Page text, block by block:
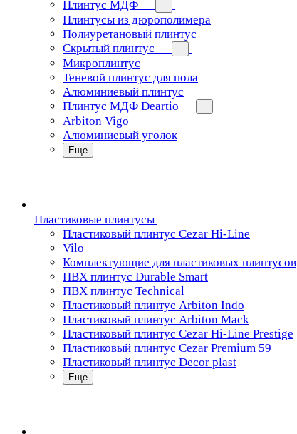
Плинтус МДФ
Плинтусы из дюрополимера
Полиуретановый плинтус
Скрытый плинтус
Микроплинтус
Теневой плинтус для пола
Алюминиевый плинтус
Плинтус МДФ Deartio
Arbiton Vigo
Алюминиевый уголок
Еще
Пластиковые плинтусы
Пластиковый плинтус Cezar Hi-Line
Vilo
Комплектующие для пластиковых плинтусов
ПВХ плинтус Durable Smart
ПВХ плинтус Technical
Пластиковый плинтус Arbiton Indo
Пластиковый плинтус Arbiton Mack
Пластиковый плинтус Cezar Hi-Line Prestige
Пластиковый плинтус Cezar Premium 59
Пластиковый плинтус Decor plast
Еще